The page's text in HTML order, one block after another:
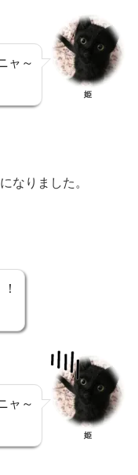
ャ～
姫
なりました。
ャ～
姫